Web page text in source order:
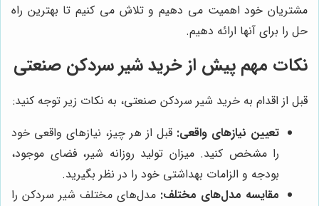
مشتریان خود اهمیت می دهیم و تلاش می کنیم تا بهترین راه
حل را برای آنها ارائه دهیم.
نکات مهم پیش از خرید شیر سردکن صنعتی
قبل از اقدام به خرید شیر سردکن صنعتی، به نکات زیر توجه کنید:
تعیین نیازهای واقعی: قبل از هر چیز، نیازهای واقعی خود
را مشخص کنید. میزان تولید روزانه شیر، فضای موجود،
بودجه و الزامات بهداشتی خود را در نظر بگیرید.
مقایسه مدل‌های مختلف: مدل‌های مختلف شیر سردکن را